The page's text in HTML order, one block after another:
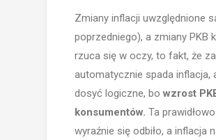
Zmiany inflacji uwzględnione
poprzedniego), a zmiany PKB
rzuca się w oczy, to fakt, że
automatycznie spada inflacja,
dosyć logiczne, bo wzrost
konsumentów. Ta
wyraźnie się odbiło, a inflacja